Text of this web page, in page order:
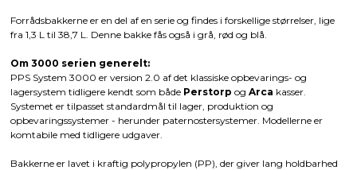
Forrådsbakkerne er en del af en serie og findes i forskellige størrelser, lige
fra 1,3 L til 38,7 L. Denne bakke fås også i grå, rød og blå.
Om 3000 serien generelt:
PPS System 3000 er version 2.0 af det klassiske opbevarings- og
lagersystem tidligere kendt som både Perstorp og Arca kasser.
Systemet er tilpasset standardmål til lager, produktion og
opbevaringssystemer - herunder paternostersystemer. Modellerne er
komtabile med tidligere udgaver.
Bakkerne er lavet i kraftig polypropylen (PP), der giver lang holdbarhed